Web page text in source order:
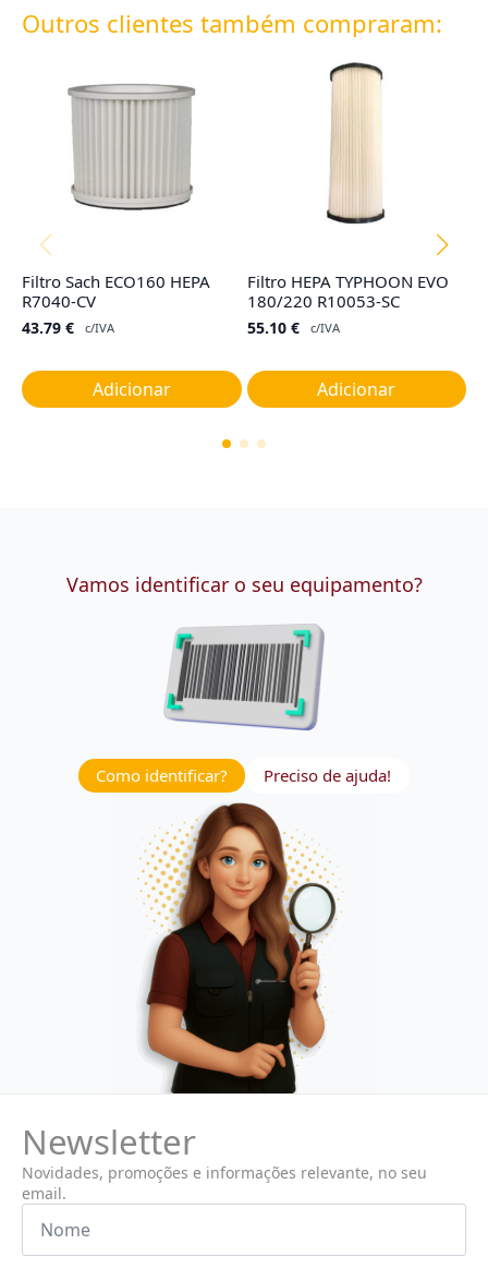
Outros clientes também compraram:
Filtro Sach ECO160 HEPA
R7040-CV
43.79 € c/IVA
Adicionar
Filtro HEPA TYPHOON EVO
180/220 R10053-SC
55.10 € c/IVA
Adicionar
Vamos identificar o seu equipamento?
Como identificar? Preciso de ajuda!
Newsletter
Novidades, promoções e informações relevante, no seu
email.
Nome